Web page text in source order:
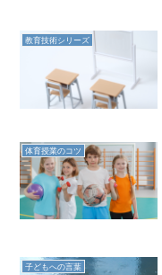
教育技術シリーズ
体育授業のコツ
子どもへの言葉